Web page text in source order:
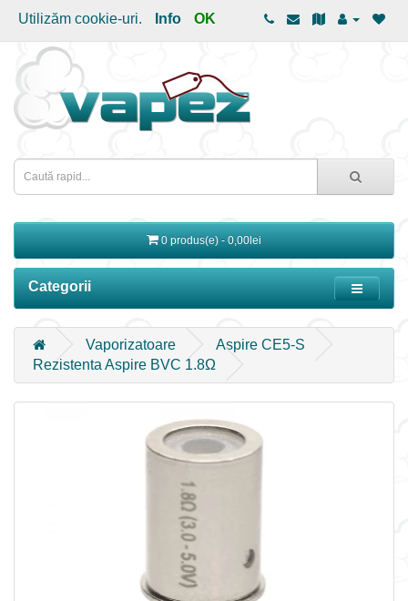
Utilizăm cookie-uri. Info OK
0 produs(e) - 0,00lei
Categorii
Vaporizatoare
Aspire CE5-S
Rezistenta Aspire BVC 1.8Ω